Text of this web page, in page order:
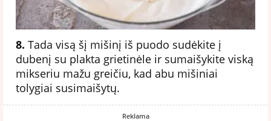
8. Tada visą šį mišinį iš puodo sudėkite į
dubenį su plakta grietinėle ir sumaišykite viską
mikseriu mažu greičiu, kad abu mišiniai
tolygiai susimaišytų.
Reklama